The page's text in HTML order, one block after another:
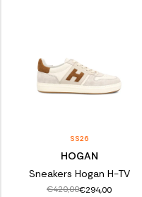
SS26
HOGAN
Sneakers Hogan H-TV
€420,00€294,00